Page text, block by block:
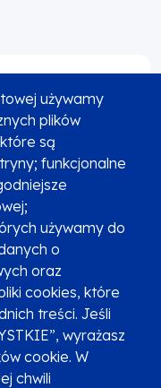
używamy
plików
są
funkcjonalne
używamy do
o
oraz
cookies, które
treści. Jeśli
wyrażasz
cookie. W
chwili